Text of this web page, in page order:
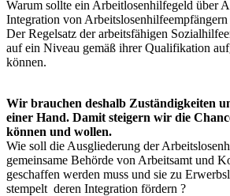
Warum sollte ein Arbeitlosenhilfegeld über
Integration von
Der Regelsatz der arbeitsfähigen
auf ein Niveau gemäß ihrer Qualifikation
können.
Wir brauchen deshalb Zuständigkeiten
einer Hand. Damit steigern wir die
können und wollen.
Wie soll die Ausgliederung der
gemeinsame Behörde von Arbeitsamt und
geschaffen werden muss und sie zu
stempelt deren Integration fördern ?